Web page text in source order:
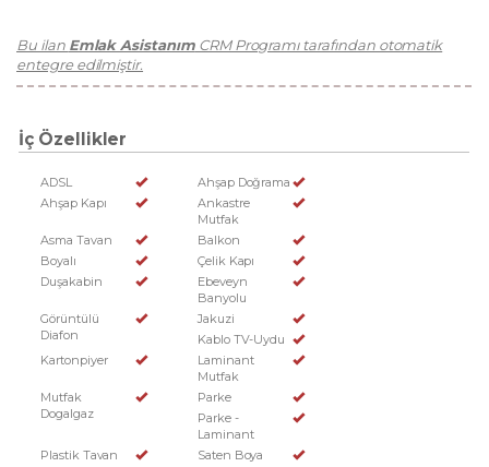
Bu ilan Emlak AsistanımCRM Programı tarafından otomatik
entegre edilmiştir.
İç Özellikler
ADSL
Ahşap Doğrama
Ahşap Kapı
Ankastre
Mutfak
Asma Tavan
Balkon
Boyalı
Çelik Kapı
Duşakabin
Ebeveyn
Banyolu
Görüntülü
Diafon
Jakuzi
Kablo TV-Uydu
Kartonpiyer
Laminant
Mutfak
Mutfak
Dogalgaz
Parke
Parke -
Laminant
Plastik Tavan
Saten Boya